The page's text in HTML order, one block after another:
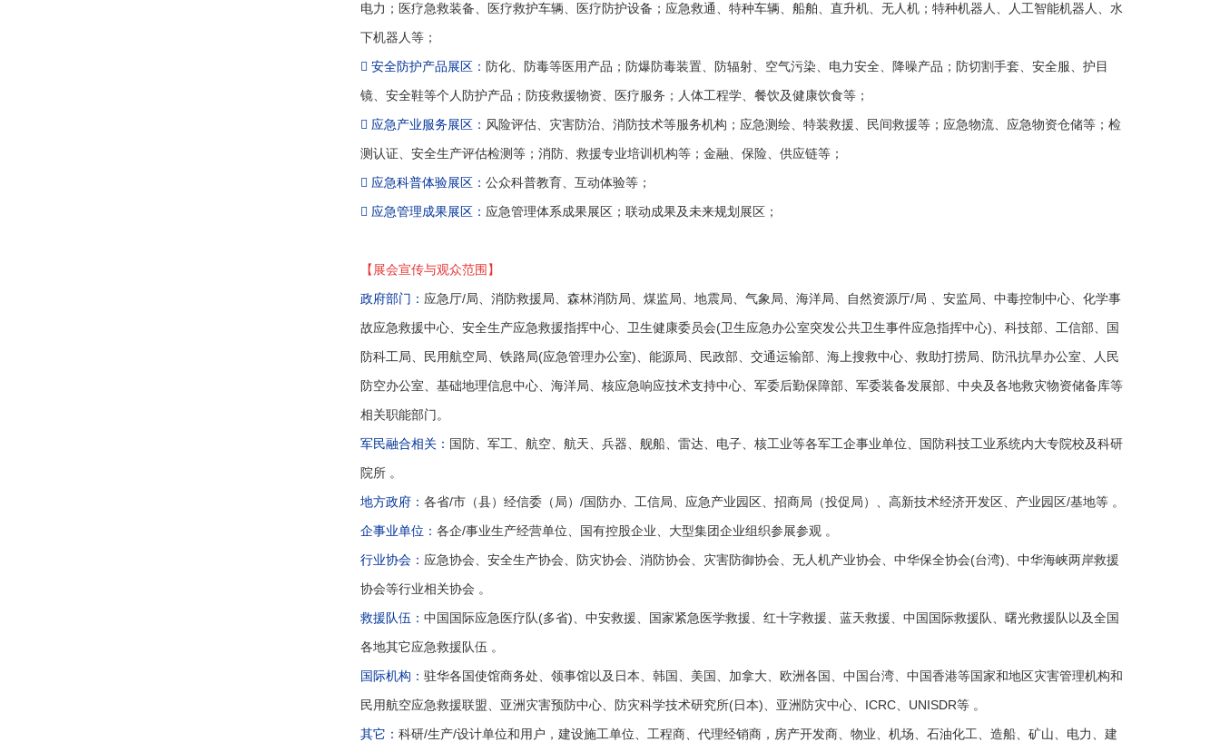
电力；医疗急救装备、医疗救护车辆、医疗防护设备；应急救通、特种车辆、船舶、直升机、无人机；特种机器人、人工智能机器人、水
下机器人等；
 安全防护产品展区： 防化、防毒等医用产品；防爆防毒装置、防辐射、空气污染、电力安全、降噪产品；防切割手套、安全服、护目
镜、安全鞋等个人防护产品；防疫救援物资、医疗服务；人体工程学、餐饮及健康饮食等；
 应急产业服务展区： 风险评估、灾害防治、消防技术等服务机构；应急测绘、特装救援、民间救援等；应急物流、应急物资仓储等；检
测认证、安全生产评估检测等；消防、救援专业培训机构等；金融、保险、供应链等；
 应急科普体验展区： 公众科普教育、互动体验等；
 应急管理成果展区： 应急管理体系成果展区；联动成果及未来规划展区；
【展会宣传与观众范围 】
政府部门： 应急厅/局、消防救援局、森林消防局、煤监局、地震局、气象局、海洋局、自然资源厅/局 、安监局、中毒控制中心、化学事
故应急救援中心、安全生产应急救援指挥中心、卫生健康委员会(卫生应急办公室突发公共卫生事件应急指挥中心)、科技部、工信部、国
防科工局、民用航空局、铁路局(应急管理办公室)、能源局、民政部、交通运输部、海上搜救中心、救助打捞局、防汛抗旱办公室、人民
防空办公室、基础地理信息中心、海洋局、核应急响应技术支持中心、军委后勤保障部、军委装备发展部、中央及各地救灾物资储备库等
相关职能部门。
军民融合相关： 国防、军工、航空、航天、兵器、舰船、雷达、电子、核工业等各军工企事业单位、国防科技工业系统内大专院校及科研
院所 。
地方政府： 各省/市（县）经信委（局）/国防办、工信局、应急产业园区、招商局（投促局）、高新技术经济开发区、产业园区/基地等 。
企事业单位： 各企/事业生产经营单位、国有控股企业、大型集团企业组织参展参观 。
行业协会： 应急协会、安全生产协会、防灾协会、消防协会、灾害防御协会、无人机产业协会、中华保全协会(台湾)、中华海峡两岸救援
协会等行业相关协会 。
救援队伍： 中国国际应急医疗队(多省)、中安救援、国家紧急医学救援、红十字救援、蓝天救援、中国国际救援队、曙光救援队以及全国
各地其它应急救援队伍 。
国际机构： 驻华各国使馆商务处、领事馆以及日本、韩国、美国、加拿大、欧洲各国、中国台湾、中国香港等国家和地区灾害管理机构和
民用航空应急救援联盟、亚洲灾害预防中心、防灾科学技术研究所(日本)、亚洲防灾中心、ICRC、UNISDR等 。
其它： 科研/生产/设计单位和用户，建设施工单位、工程商、代理经销商，房产开发商、物业、机场、石油化工、造船、矿山、电力、建